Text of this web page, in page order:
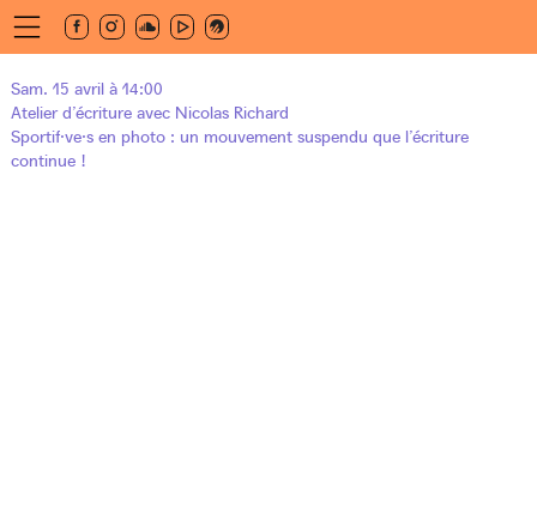
contenu
Ateliers
Sam. 15 avril à 14:00
Atelier d’écriture avec Nicolas Richard
Sportif·ve·s en photo : un mouvement suspendu que l’écriture
continue !